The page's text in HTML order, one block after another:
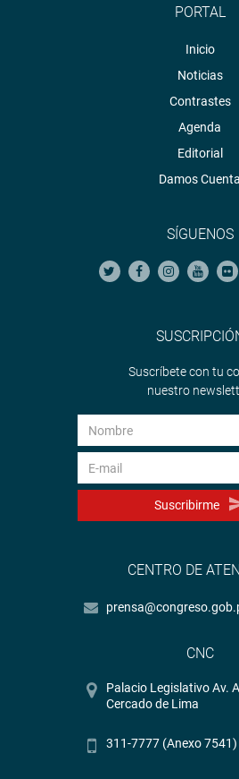
PORTAL
Inicio
Noticias
Contrastes
Agenda
Editorial
Damos Cuenta
SÍGUENOS
Suscríbete con tu
nuestro
Suscribirme
CENTRO DE
CNC
Palacio Legislativo Av.
Cercado de Lima
311-7777 (Anexo 7541)